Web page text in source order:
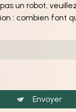
un robot,
: combien font
Envoyer